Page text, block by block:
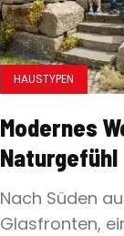
HAUSTYPEN
Modernes
Naturgefühl
Nach Süden
Glasfronten,